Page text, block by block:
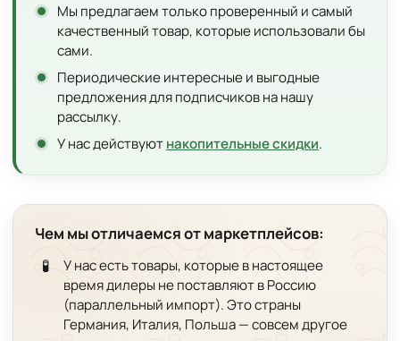
Мы предлагаем только проверенный и самый
качественный товар, которые использовали бы
сами.
Периодические интересные и выгодные
предложения для подписчиков на нашу
рассылку.
У нас действуютнакопительные скидки.
Чем мы отличаемся от маркетплейсов:
🧪
У нас есть товары, которые в настоящее
время дилеры не поставляют в Россию
(параллельный импорт). Это страны
Германия, Италия, Польша — совсем другое